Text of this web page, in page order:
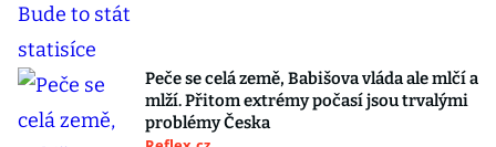
Peče se celá země, Babišova vláda ale mlčí a
mlží. Přitom extrémy počasí jsou trvalými
problémy Česka